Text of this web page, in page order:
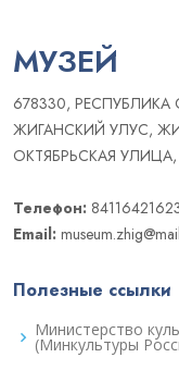
МУЗЕЙ
678330,
ЖИГАНСКИЙ УЛУС,
ОКТЯБРЬСКАЯ УЛИЦА,
Телефон:
Email:
Полезные ссылки
Министерство
(Минкультуры